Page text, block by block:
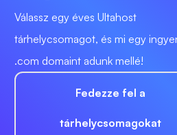
Válassz egy éves Ultahost
tárhelycsomagot, és mi egy
.com domaint adunk mellé!
Fedezze fel a
tárhelycsomagokat